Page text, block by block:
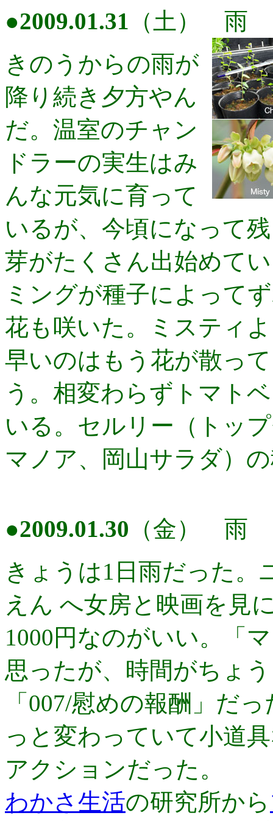
●2009.01.31 （土） 雨
きのうからの雨が
降り続き夕方やん
だ。温室のチャン
ドラーの実生はみ
んな元気に育って
いるが、今頃になって
芽がたくさん出始めて
ミングが種子によって
花も咲いた。ミスティ
早いのはもう花が散っ
う。相変わらずトマト
いる。セルリー（トッ
マノア、岡山サラダ）
●2009.01.30 （金） 雨
きょうは1日雨だった
えん へ女房と映画を見
1000円なのがいい。「
思ったが、時間がちょ
「007/慰めの報酬」だ
っと変わっていて小道
アクションだった。
わかさ生活の研究所から